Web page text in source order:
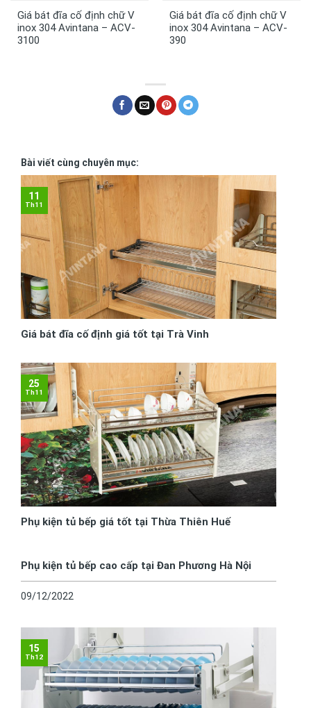
Giá bát đĩa cố định chữ V
inox 304 Avintana – ACV-
3100
Giá bát đĩa cố định chữ V
inox 304 Avintana – ACV-
390
Bài viết cùng chuyên mục:
Giá bát đĩa cố định giá tốt tại Trà Vinh
11
Th11
Phụ kiện tủ bếp giá tốt tại Thừa Thiên Huế
25
Th11
Phụ kiện tủ bếp cao cấp tại Đan Phương Hà Nội
09/12/2022
15
Th12